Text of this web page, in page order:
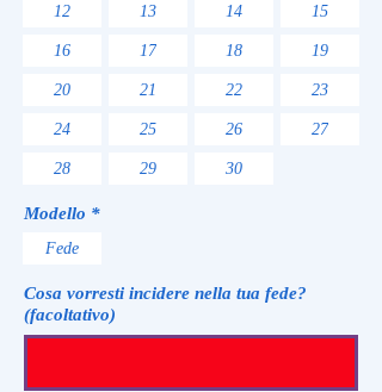
12 13 14 15
16 17 18 19
20 21 22 23
24 25 26 27
28 29 30
Modello *
Fede
Cosa vorresti incidere nella tua fede?
(facoltativo)